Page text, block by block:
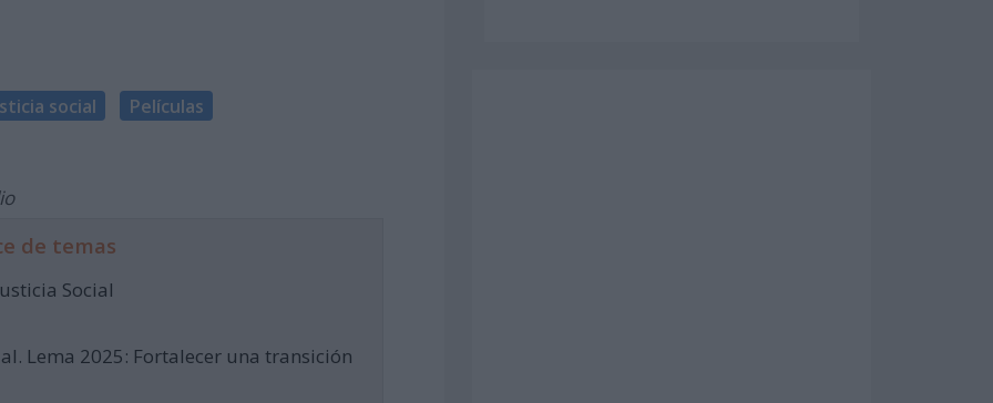
social Películas
de temas
Social
Lema 2025: Fortalecer una transición